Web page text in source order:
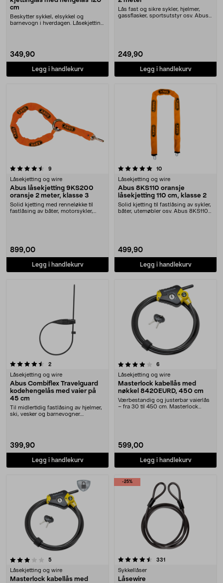
cm
Beskytter sykkel, elsykkel og
barnevogn i hverdagen. Låsekjetting
349,90
Legg i handlekurv
Lås fast og sikre sykler, hjelmer,
gassflasker, sportsutstyr osv. Abus
249,90
Legg i handlekurv
9
Låsekjetting og wire
Abus låsekjetting 9KS200
oransje 2 meter, klasse 3
Solid kjetting med renneløkke til
fastlåsing av båter, motorsykler,
899,00
Legg i handlekurv
5.0 av 5 stjerner 10anmeldelser
Låsekjetting og wire
Abus 8KS110 oransje
låsekjetting 110 cm, klasse 2
Solid kjetting til fastlåsing av sykler,
båter, utemøbler osv. Abus 8KS110
499,90
Legg i handlekurv
2anmeldelser
Låsekjetting og wire
Abus Combiflex Travelguard
kodehengelås med vaier på
45 cm
Til midlertidig fastlåsing av hjelmer,
ski, vesker og barnevogner.
399,90
Legg i handlekurv
4.0 av 5 stjerner 6
Låsekjetting og wire
Masterlock kabellås med
nøkkel 8420EURD, 450 cm
Værbestandig og justerbar vaierlås
– fra 30 til 450 cm. Masterlock
599,00
Legg i handlekurv
5
Låsekjetting og wire
Masterlock kabellås med
-25%
4.5 av 5 stjerner 331
Sykkellåser
Låsewire